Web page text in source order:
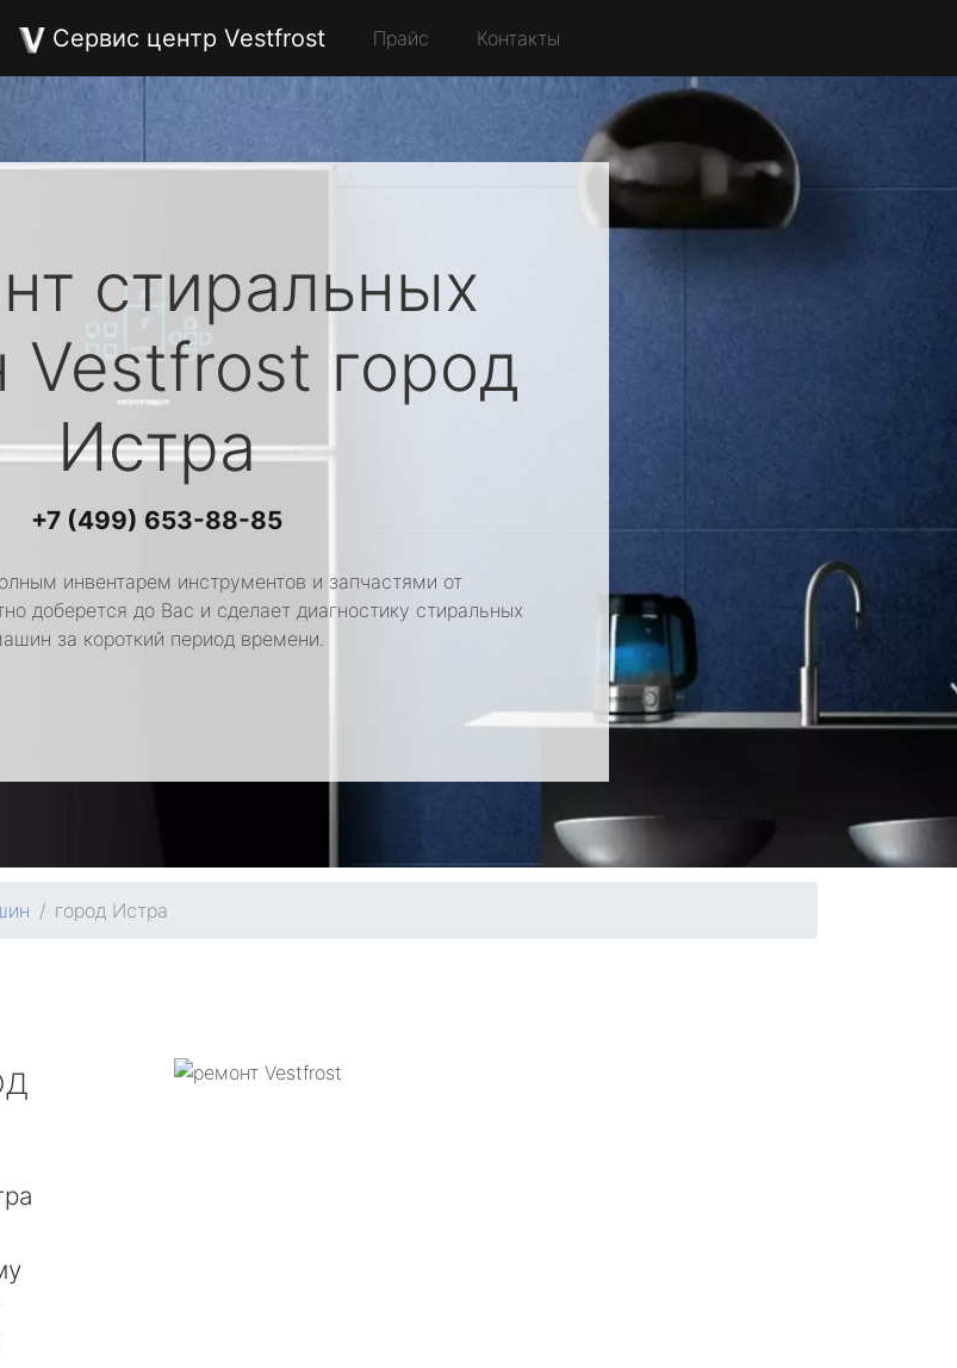
Сервис центр Vestfrost Прайс Контакты
стиральных
Vestfrost город
Истра
+7 (499) 653-88-85
инвентарем инструментов и запчастями от
доберется до Вас и сделает диагностику стиральных
за короткий период времени.
город Истра